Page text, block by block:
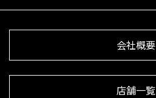
会社概要
店舗一覧